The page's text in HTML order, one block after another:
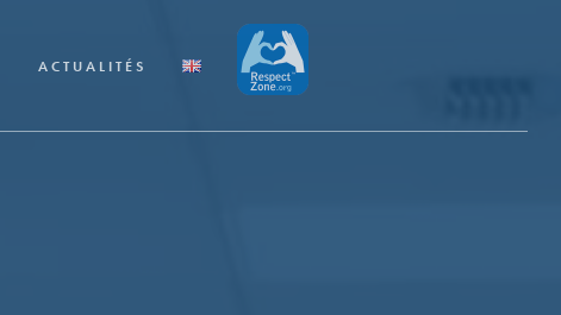
ACTUALITÉS